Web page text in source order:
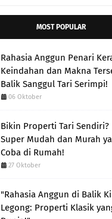
MOST POPULAR
Rahasia Anggun Penari
Keindahan dan Makna
Balik Sanggul Tari Serimpi!
06 Oktober
Bikin Properti Tari Sendiri?
Super Mudah dan Murah
Coba di Rumah!
27 Oktober
"Rahasia Anggun di Balik
Legong: Properti Klasik